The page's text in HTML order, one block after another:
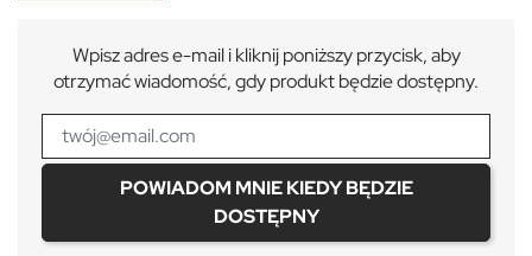
Wpisz adres e-mail i kliknij poniższy przycisk, aby
otrzymać wiadomość, gdy produkt będzie dostępny.
POWIADOM MNIE KIEDY BĘDZIE
DOSTĘPNY